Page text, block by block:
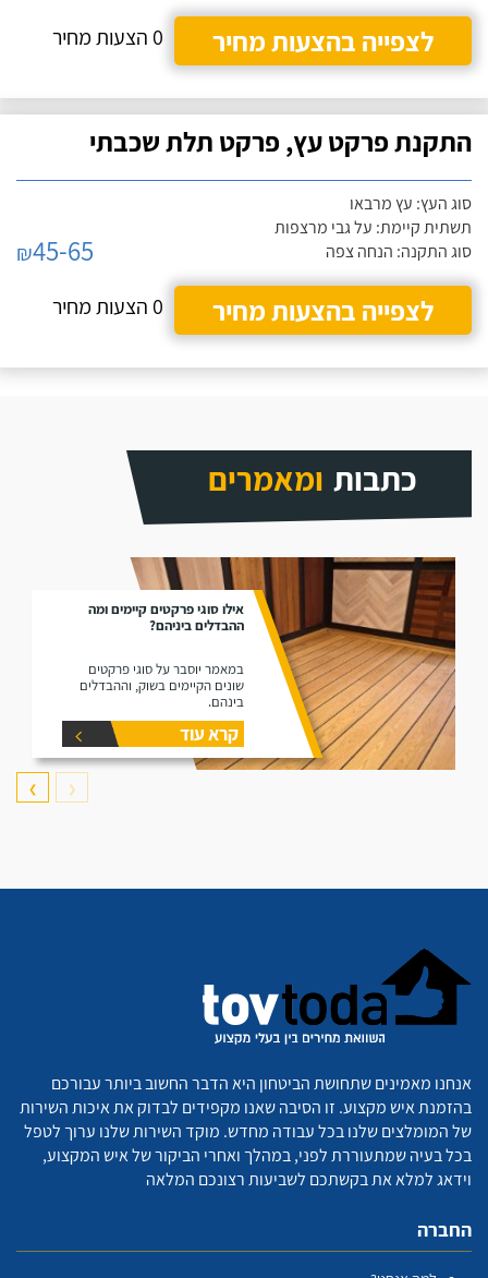
לצפייה בהצעות מחיר
0 הצעות מחיר
התקנת פרקט עץ, פרקט תלת שכבתי
סוג העץ: עץ מרבאו
תשתית קיימת: על גבי מרצפות
סוג התקנה: הנחה צפה
₪45-65
לצפייה בהצעות מחיר
0 הצעות מחיר
כתבות ומאמרים
אילו סוגי פרקטים קיימים ומה
ההבדלים ביניהם?
במאמר יוסבר על סוגי פרקטים
שונים הקיימים בשוק, וההבדלים
בינהם.
קרא עוד
❮
❯
אנחנו מאמינים שתחושת הביטחון היא הדבר החשוב ביותר עבורכם
בהזמנת איש מקצוע. זו הסיבה שאנו מקפידים לבדוק את איכות השירות
של המומלצים שלנו בכל עבודה מחדש. מוקד השירות שלנו ערוך לטפל
בכל בעיה שמתעוררת לפני, במהלך ואחרי הביקור של איש המקצוע,
וידאג למלא את בקשתכם לשביעות רצונכם המלאה
החברה